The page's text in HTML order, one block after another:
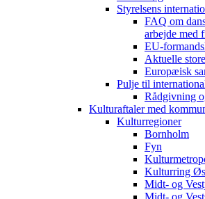
Styrelsens
FAQ om
arbejde med
EU-
Aktuelle
Europæisk
Pulje til
Rådgivning
Kulturaftaler med
Kulturregioner
Bornholm
Fyn
Kulturring
Midt- og
Midt- og